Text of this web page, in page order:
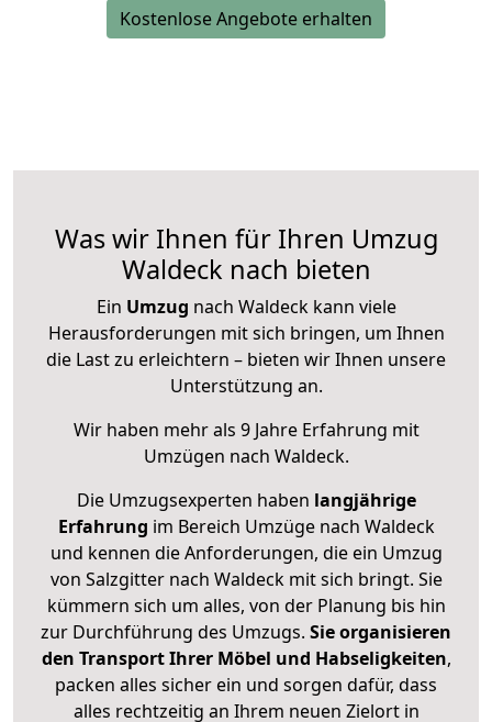
Kostenlose Angebote erhalten
Was wir Ihnen für Ihren Umzug
Waldeck nach bieten
Ein Umzug nach Waldeck kann viele
Herausforderungen mit sich bringen, um Ihnen
die Last zu erleichtern – bieten wir Ihnen unsere
Unterstützung an.
Wir haben mehr als 9 Jahre Erfahrung mit
Umzügen nach Waldeck.
Die Umzugsexperten haben langjährige
Erfahrung im Bereich Umzüge nach Waldeck
und kennen die Anforderungen, die ein Umzug
von Salzgitter nach Waldeck mit sich bringt. Sie
kümmern sich um alles, von der Planung bis hin
zur Durchführung des Umzugs. Sie organisieren
den Transport Ihrer Möbel und Habseligkeiten,
packen alles sicher ein und sorgen dafür, dass
alles rechtzeitig an Ihrem neuen Zielort in